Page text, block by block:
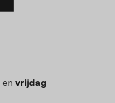
en vrijdag